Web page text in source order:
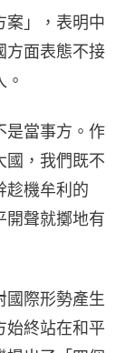
案」，表明中
方面表態不接
是當事方。作
國，我們既不
趁機牟利的
開聲就擲地有
國際形勢產生
始終站在和平